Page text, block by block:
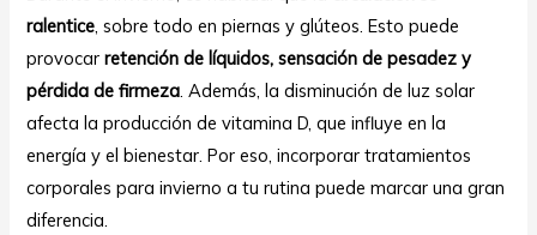
ralentice , sobre todo en piernas y glúteos. Esto puede
provocarretención de líquidos, sensación de pesadez y
pérdida de firmeza . Además, la disminución de luz solar
afecta la producción de vitamina D, que influye en la
energía y el bienestar. Por eso, incorporar tratamientos
corporales para invierno a tu rutina puede marcar una gran
diferencia.